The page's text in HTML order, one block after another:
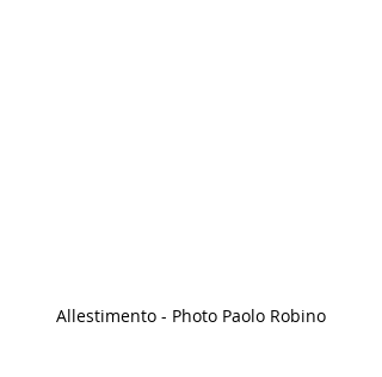
Allestimento - Photo Paolo Robino